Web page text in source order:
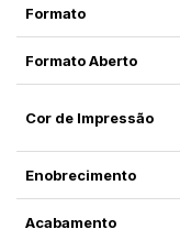
Formato
Formato Aberto
Cor de Impressão
Enobrecimento
Acabamento